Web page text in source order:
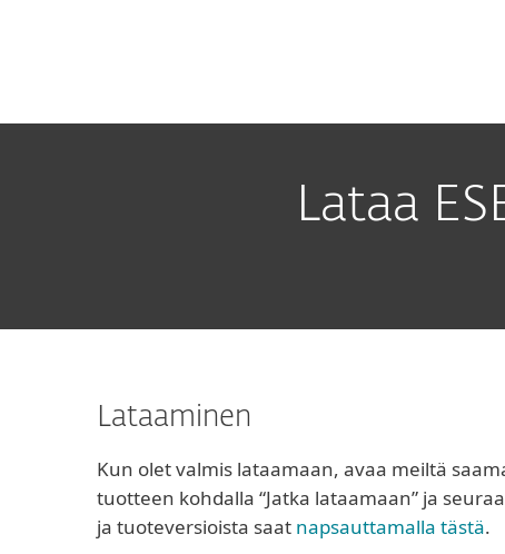
Lataa
Lataaminen
Kun olet valmis lataamaan, avaa meiltä
tuotteen kohdalla “Jatka lataamaan” ja
ja tuoteversioista saat napsauttamalla tästä.